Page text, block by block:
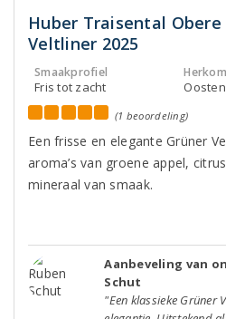
Huber Traisental
Veltliner 2025
Smaakprofiel
Fris tot zacht
(1 beoordeling)
Een frisse en elegante Grüner
aroma’s van groene appel,
mineraal van smaak.
Aanbeveling van
Schut
"Een klassieke Grüner